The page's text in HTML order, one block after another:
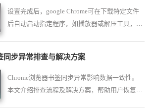
设置完成后，google Chrome可在下载特定文件
后自动启动指定程序，如播放器或解压工具，提
同步异常排查与解决方案
Chrome浏览器书签同步异常影响数据一致性。
本文介绍排查流程及解决方案，帮助用户恢复正